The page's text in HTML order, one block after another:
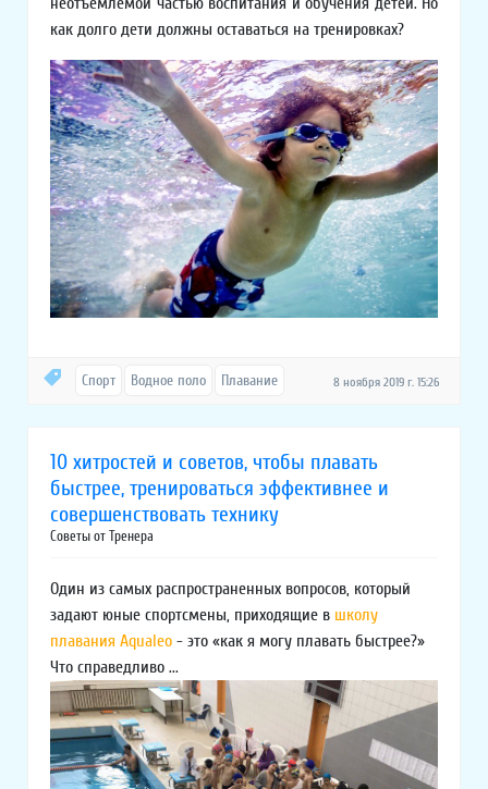
как долго дети должны оставаться на тренировках?
8 ноября 2019 г. 15:26
Спорт Водное поло Плавание
10 хитростей и советов, чтобы плавать
быстрее, тренироваться эффективнее и
совершенствовать технику
Советы от Тренера
Один из самых распространенных вопросов, который
задают юные спортсмены, приходящие в школу
плавания Aqualeo - это «как я могу плавать быстрее?»
Что справедливо ...